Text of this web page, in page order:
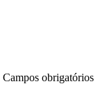
Campos obrigatórios